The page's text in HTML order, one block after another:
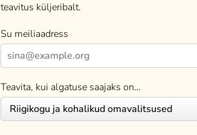
teavitus küljeribalt.
Su meiliaadress
Teavita, kui algatuse saajaks on…